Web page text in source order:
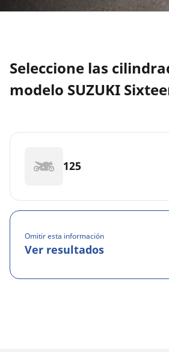
Seleccione las
modelo SUZUKI
125
Omitir esta información
Ver resultados